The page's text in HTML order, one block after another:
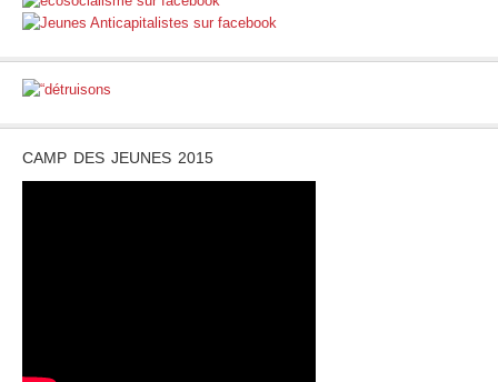
CAMP DES JEUNES 2015